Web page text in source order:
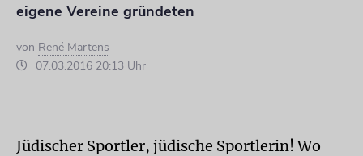
eigene Vereine gründeten
von René Martens
07.03.2016 20:13 Uhr
Jüdischer Sportler, jüdische Sportlerin! Wo